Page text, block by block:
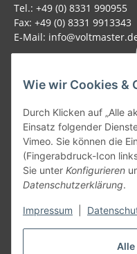
Alle
Wie wir Cookies &
Durch Klicken auf „Alle
Einsatz folgender
Vimeo. Sie können die
(Fingerabdruck-Icon
Sie unter Konfigurieren
Datenschutzerklärung.
Impressum
Tel.: +49 (0) 8331 990955
Fax: +49 (0) 8331 9913343
E-Mail:
Allgemein
Teil unseres Netzwerks:
SmoliTec - Safety.